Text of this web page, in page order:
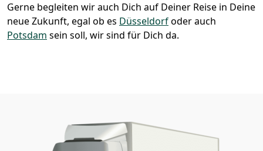
Gerne begleiten wir auch Dich auf Deiner Reise in Deine
neue Zukunft, egal ob es Düsseldorfoder auch
Potsdam sein soll, wir sind für Dich da.